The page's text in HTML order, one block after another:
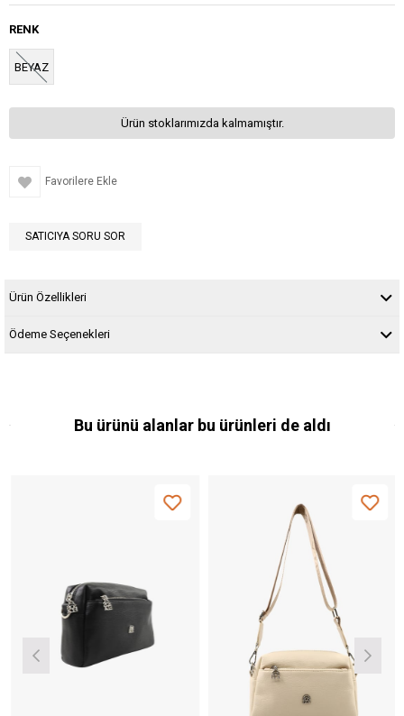
RENK
BEYAZ
Ürün stoklarımızda kalmamıştır.
Favorilere Ekle
SATICIYA SORU SOR
Ürün Özellikleri
Ödeme Seçenekleri
Bu ürünü alanlar bu ürünleri de aldı